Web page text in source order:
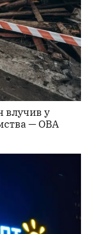
влучив у
— ОВА